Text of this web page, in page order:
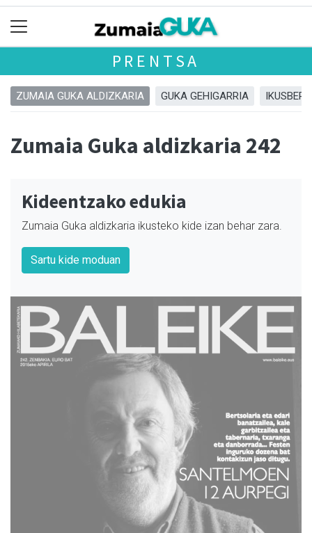
PRENTSA
ZUMAIA GUKA ALDIZKARIA GUKA GEHIGARRIA IKUSBERA
Zumaia Guka aldizkaria 242
Kideentzako edukia
Zumaia Guka aldizkaria ikusteko kide izan behar zara.
Sartu kide moduan